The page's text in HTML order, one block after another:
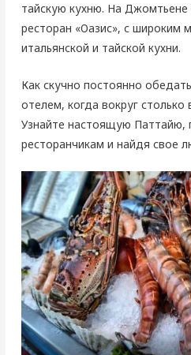
тайскую кухню. На Джомтьене
ресторан «Оазис», с широким
итальянской и тайской кухни.
Как скучно постоянно
отелем, когда вокруг столько
Узнайте настоящую Паттайю,
ресторанчикам и найдя свое